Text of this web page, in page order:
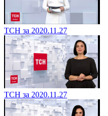
ТСН за 2020.11.27
ТСН за 2020.11.27